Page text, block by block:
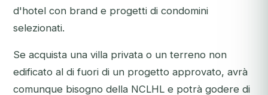
d'hotel con brand e progetti di condomini
selezionati.
Se acquista una villa privata o un terreno non
edificato al di fuori di un progetto approvato, avrà
comunque bisogno della NCLHL e potrà godere di